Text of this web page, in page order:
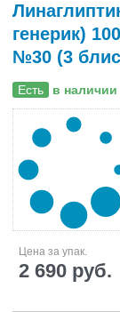
генерик)
№30 (3
Есть в наличии
Цена за упак.
2 690 руб.